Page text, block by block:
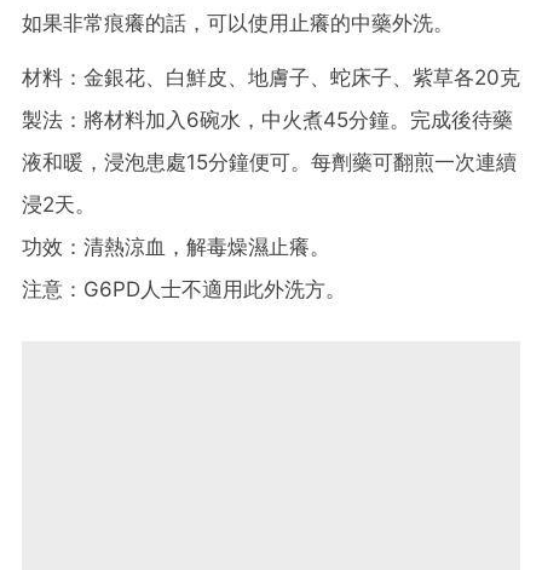
如果非常痕癢的話，可以使用止癢的中藥外洗。
材料：金銀花、白鮮皮、地膚子、蛇床子、紫草各20克
製法：將材料加入6碗水，中火煮45分鐘。完成後待藥
液和暖，浸泡患處15分鐘便可。每劑藥可翻煎一次連續
浸2天。
功效：清熱涼血，解毒燥濕止癢。
注意：G6PD人士不適用此外洗方。